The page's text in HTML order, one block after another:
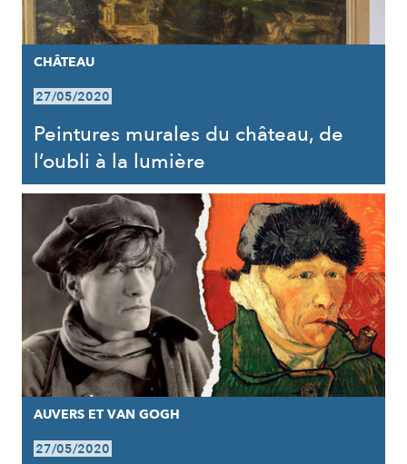
CHÂTEAU
27/05/2020
Peintures murales du château, de
l’oubli à la lumière
AUVERS ET VAN GOGH
27/05/2020